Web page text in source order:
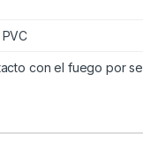
con el fuego por